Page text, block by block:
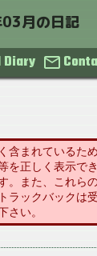
月の日記
Diary
含まれているた
を正しく表示で
。また、これら
ラックバックは
さい。